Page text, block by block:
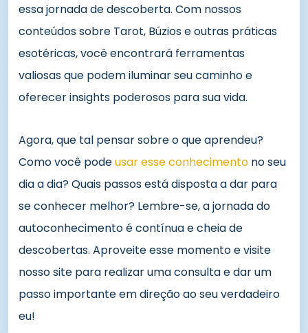
essa jornada de descoberta. Com nossos
conteúdos sobre Tarot, Búzios e outras práticas
esotéricas, você encontrará ferramentas
valiosas que podem iluminar seu caminho e
oferecer insights poderosos para sua vida.
Agora, que tal pensar sobre o que aprendeu?
Como você podeusar esse conhecimento no seu
dia a dia? Quais passos está disposta a dar para
se conhecer melhor? Lembre-se, a jornada do
autoconhecimento é contínua e cheia de
descobertas. Aproveite esse momento e visite
nosso site para realizar uma consulta e dar um
passo importante em direção ao seu verdadeiro
eu!